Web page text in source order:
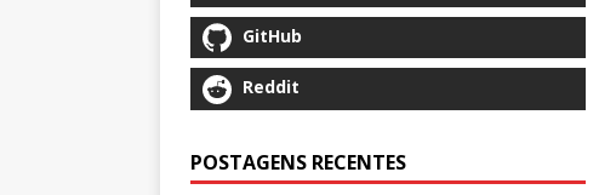
GitHub
Reddit
POSTAGENS RECENTES